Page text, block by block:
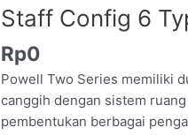
Staff Config 6
Rp0
Powell Two Series memiliki
canggih dengan sistem
pembentukan berbagai
6
B